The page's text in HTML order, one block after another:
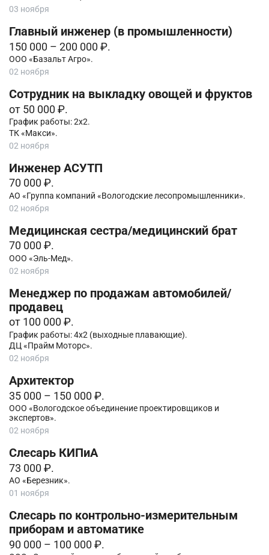
03 ноября
Главный инженер (в промышленности)
150 000 – 200 000 ₽.
ООО «Базальт Агро».
02 ноября
Сотрудник на выкладку овощей и фруктов
от 50 000 ₽.
График работы: 2х2.
ТК «Макси».
02 ноября
Инженер АСУТП
70 000 ₽.
АО «Группа компаний «Вологодские лесопромышленники».
02 ноября
Медицинская сестра/медицинский брат
70 000 ₽.
ООО «Эль-Мед».
02 ноября
Менеджер по продажам автомобилей/
продавец
от 100 000 ₽.
График работы: 4х2 (выходные плавающие).
ДЦ «Прайм Моторс».
02 ноября
Архитектор
35 000 – 150 000 ₽.
ООО «Вологодское объединение проектировщиков и
экспертов».
02 ноября
Слесарь КИПиА
73 000 ₽.
АО «Березник».
01 ноября
Слесарь по контрольно-измерительным
приборам и автоматике
90 000 – 100 000 ₽.